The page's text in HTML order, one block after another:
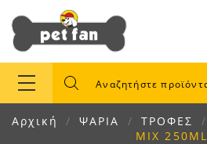
Αρχική ΨΑΡΙΑ ΤΡΟΦΕΣ
MIX 250ML